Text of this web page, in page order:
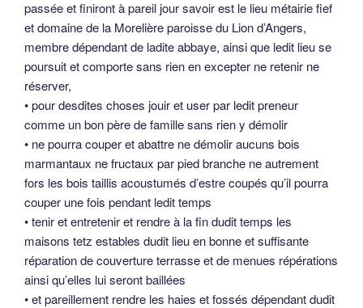
passée et finiront à pareil jour savoir est le lieu métairie fief
et domaine de la Morelière paroisse du Lion d’Angers,
membre dépendant de ladite abbaye, ainsi que ledit lieu se
poursuit et comporte sans rien en excepter ne retenir ne
réserver,
• pour desdites choses jouir et user par ledit preneur
comme un bon père de famille sans rien y démolir
• ne pourra couper et abattre ne démolir aucuns bois
marmantaux ne fructaux par pied branche ne autrement
fors les bois taillis acoustumés d’estre coupés qu’il pourra
couper une fois pendant ledit temps
• tenir et entretenir et rendre à la fin dudit temps les
maisons tetz estables dudit lieu en bonne et suffisante
réparation de couverture terrasse et de menues répérations
ainsi qu’elles lui seront baillées
• et pareillement rendre les haies et fossés dépendant dudit